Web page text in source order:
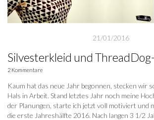
21/01/2016
Silvesterkleid und
2 Kommentare
Kaum hat das neue Jahr begonnen, stecken wir
Hals in Arbeit. Stand letztes Jahr noch meine
der Planungen, starte ich jetzt voll motiviert und
die erste Jahreshälfte 2016. Nach langen 3 1/2